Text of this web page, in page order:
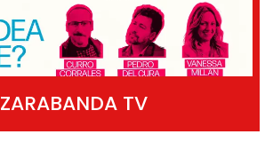
ZARABANDA TV